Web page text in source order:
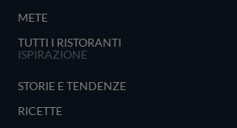
METE
TUTTI I RISTORANTI
ISPIRAZIONE
STORIE E TENDENZE
RICETTE